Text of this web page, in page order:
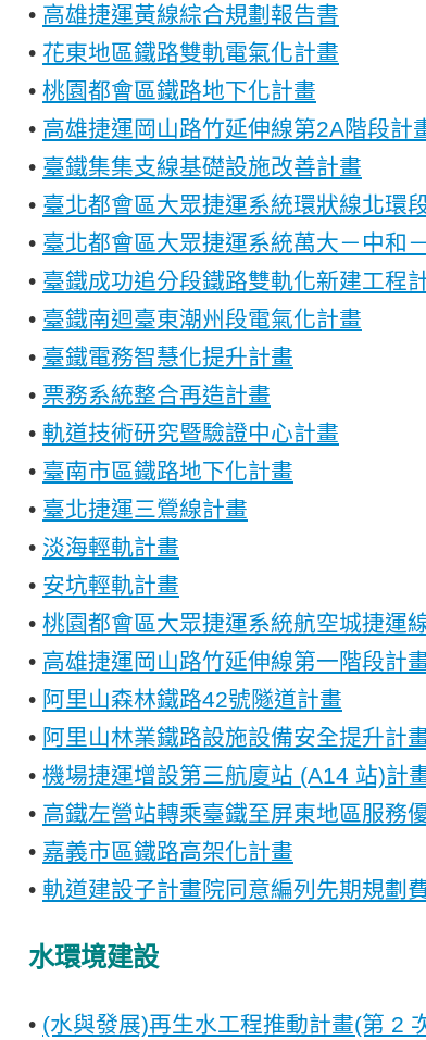
• 高雄捷運黃線綜合規劃報告書
• 花東地區鐵路雙軌電氣化計畫
• 桃園都會區鐵路地下化計畫
• 高雄捷運岡山路竹延伸線第2A階段計
• 臺鐵集集支線基礎設施改善計畫
• 臺北都會區大眾捷運系統環狀線北環
• 臺北都會區大眾捷運系統萬大－中和
• 臺鐵成功追分段鐵路雙軌化新建工程
• 臺鐵南迴臺東潮州段電氣化計畫
• 臺鐵電務智慧化提升計畫
• 票務系統整合再造計畫
• 軌道技術研究暨驗證中心計畫
• 臺南市區鐵路地下化計畫
• 臺北捷運三鶯線計畫
• 淡海輕軌計畫
• 安坑輕軌計畫
• 桃園都會區大眾捷運系統航空城捷運
• 高雄捷運岡山路竹延伸線第一階段計
• 阿里山森林鐵路42號隧道計畫
• 阿里山林業鐵路設施設備安全提升計
• 機場捷運增設第三航廈站 (A14 站)計
• 高鐵左營站轉乘臺鐵至屏東地區服務
• 嘉義市區鐵路高架化計畫
• 軌道建設子計畫院同意編列先期規劃
水環境建設
• (水與發展)再生水工程推動計畫(第 2